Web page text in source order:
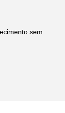
sem